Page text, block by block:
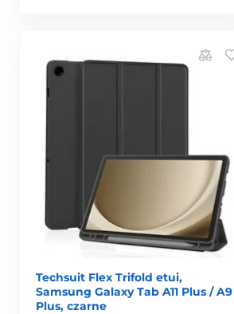
Techsuit Flex Trifold etui,
Samsung Galaxy Tab A11 Plus / A9
Plus, czarne